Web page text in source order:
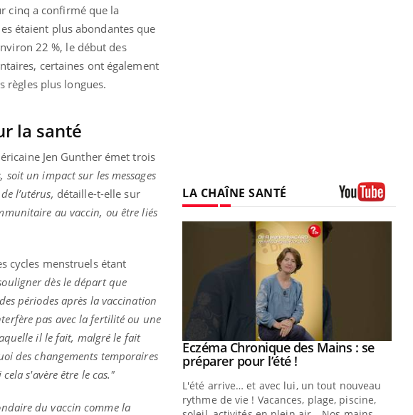
cinq a confirmé que la
étaient plus abondantes que
22 %, le début des
certaines ont également
règles plus longues.
la santé
Jen Gunther émet trois
soit un impact sur les messages
l’utérus, détaille-t-elle sur
au vaccin, ou être liés
cycles menstruels étant
dès le départ que
périodes après la vaccination
pas avec la fertilité ou une
il le fait, malgré le fait
des changements temporaires
s'avère être le cas."
du vaccin comme la
LA CHAÎNE SANTÉ
& Charge mentale : et si on
parler??Youtube
d'idées reçues chez les
Youtube
Eczéma Chronique des Mains : se
préparer pour l’été !Youtube
L'été arrive… et avec lui, un tout nouveau
rythme de vie ! Vacances, plage, piscine,